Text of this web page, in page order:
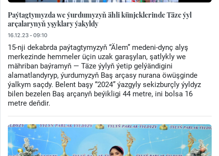
Paýtagtymyzda we ýurdumyzyň ähli künjeklerinde Täze ýyl
arçalarynyň yşyklary ýakyldy
16.12.23 - 09:10
15-nji dekabrda paýtagtymyzyň “Älem” medeni-dynç alyş
merkezinde hemmeler üçin uzak garaşylan, şatlykly we
mähriban baýramyň — Täze ýylyň ýetip gelýändigini
alamatlandyryp, ýurdumyzyň Baş arçasy nurana öwüşginde
ýalkym saçdy. Belent başy “2024” ýazgyly sekizburçly ýyldyz
bilen bezelen Baş arçanyň beýikligi 44 metre, ini bolsa 16
metre deňdir.